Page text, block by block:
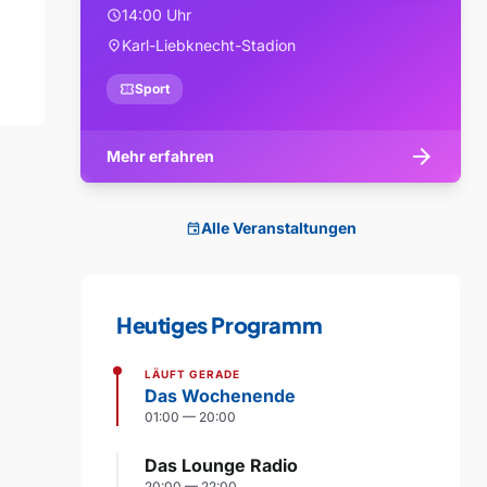
schedule14:00 Uhr
location_onKarl-Liebknecht-Stadion
confirmation_numberSport
Mehr erfahren arrow_forward
eventAlle Veranstaltungen
Heutiges Programm
LÄUFT GERADE
Das Wochenende
01:00 — 20:00
Das Lounge Radio